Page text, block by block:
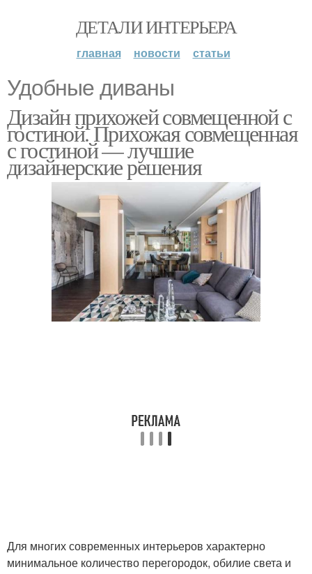
ДЕТАЛИ ИНТЕРЬЕРА
главная новости статьи
Удобные диваны
Дизайн прихожей совмещенной с
гостиной. Прихожая совмещенная
с гостиной — лучшие
дизайнерские решения
Для многих современных интерьеров характерно
минимальное количество перегородок, обилие света и